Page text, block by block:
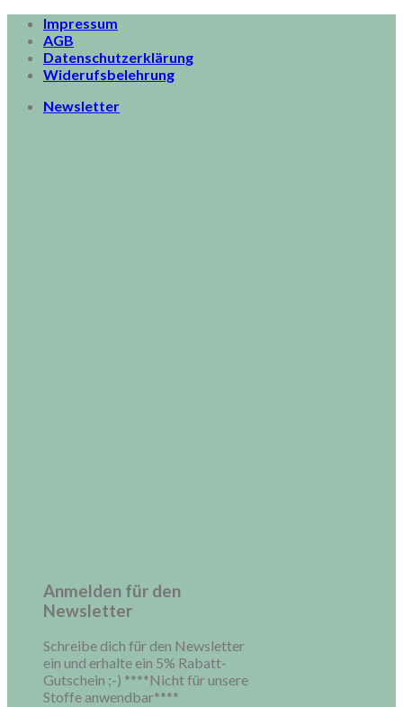
Skip
content
Impressum
AGB
Datenschutzerklärung
Widerufsbelehrung
Newsletter
Anmelden für den
Newsletter
Schreibe dich für den Newsletter
ein und erhalte ein 5% Rabatt-
Gutschein ;-) ****Nicht für unsere
Stoffe anwendbar****